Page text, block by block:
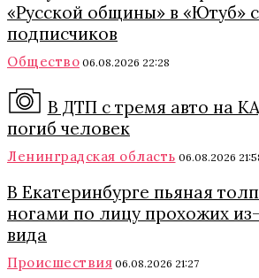
«Русской общины» в «Ютуб»
подписчиков
Общество 06.08.2026 22:28
В ДТП с тремя авто на
погиб человек
Ленинградская область 06.08.2026
В Екатеринбурге пьяная
ногами по лицу прохожих
вида
Происшествия 06.08.2026 21:27